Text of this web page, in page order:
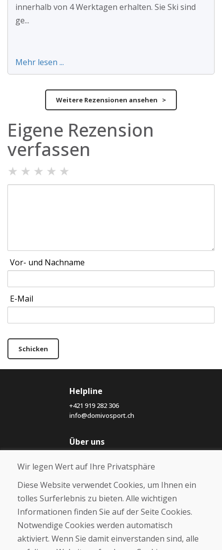
innerhalb von 4 Werktagen erhalten. Sie Ski sind
ge...
Mehr lesen ...
Weitere Rezensionen ansehen >
Eigene Rezension
verfassen
★ ★ ★ ★ ★
Vor- und Nachname
E-Mail
Schicken
Helpline
+421 919 282 306
info@domivosport.ch
Über uns
Über uns
Kontakt
Kaufen
E-Shop
Geschäftsbedingungen
Wir legen Wert auf Ihre Privatsphäre
Diese Website verwendet Cookies, um Ihnen ein
tolles Surferlebnis zu bieten. Alle wichtigen
Informationen finden Sie auf der Seite Cookies.
Notwendige Cookies werden automatisch
aktiviert. Wenn Sie damit einverstanden sind, alle